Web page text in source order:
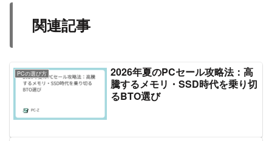
関連記事
PCの選び方
2026年夏のPCセール攻略法：高
騰するメモリ・SSD時代を乗り切
るBTO選び